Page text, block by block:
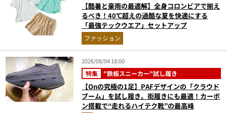
【酷暑と豪雨の最適解】全身コロンビアで揃え
るべき！40℃超えの過酷な夏を快適にする
「最強テックウエア」セットアップ
ファッション
2026/08/04 18:00
特集 "鉄板スニーカー"試し履き
【Onの究極の1足】PAFデザインの「クラウド
ブーム」を試し履き。街履きにも最適！カーボ
ン搭載で“走れるハイテク靴”の最高峰